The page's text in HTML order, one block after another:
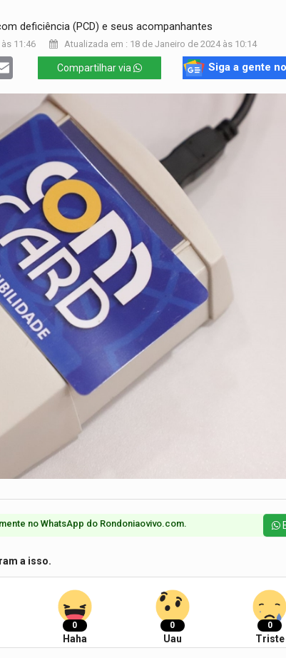
deficiência (PCD) e seus acompanhantes
11:46 Atualizada em : 18 de Janeiro de 2024 às 10:14
Compartilhar via Siga a gente
no WhatsApp do Rondoniaovivo.com.​
a isso.
0
Haha
0
Uau
0
Triste